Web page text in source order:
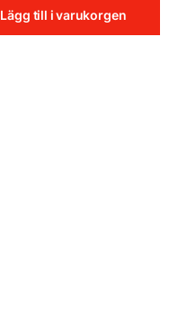
Lägg till i varukorgen